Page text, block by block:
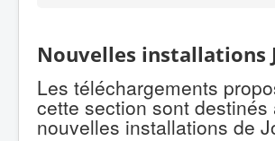
Nouvelles installations
Les téléchargements
cette section sont destinés
nouvelles installations de